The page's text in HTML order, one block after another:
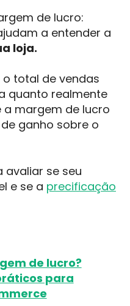
de lucro:
a entender a
loja.
total de vendas
quanto realmente
margem de lucro
ganho sobre o
avaliar se seu
e se a precificação
de lucro?
para